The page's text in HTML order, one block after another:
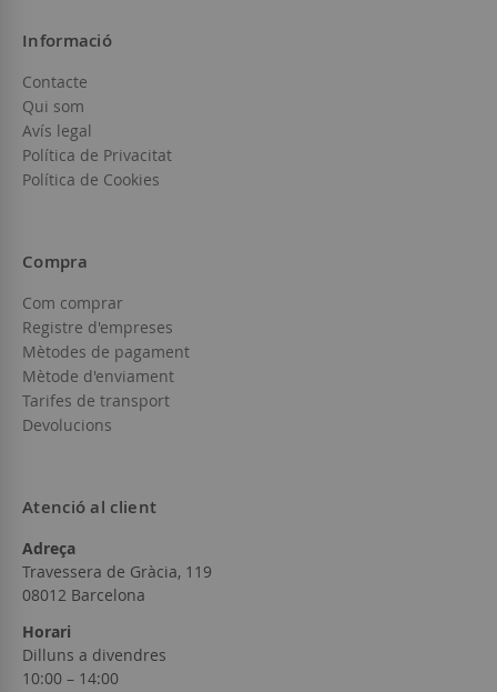
Informació
Contacte
Qui som
Avís legal
Política de Privacitat
Política de Cookies
Compra
Com comprar
Registre d'empreses
Mètodes de pagament
Mètode d'enviament
Tarifes de transport
Devolucions
Atenció al client
Adreça
Travessera de Gràcia, 119
08012 Barcelona
Horari
Dilluns a divendres
10:00 – 14:00